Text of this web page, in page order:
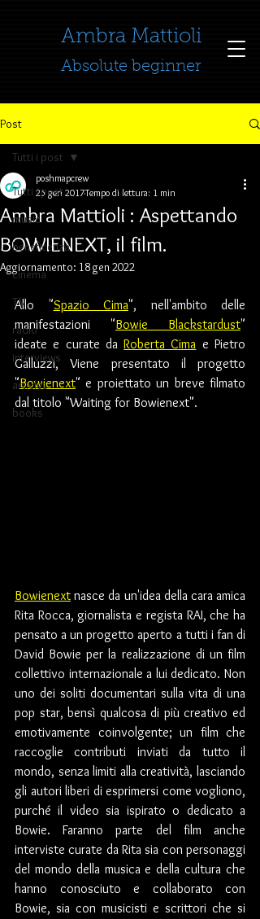
​​​​​​​Ambra Mattioli
Absolute beginner
Post
Tutti i post
music
beneficenza
cinema
TV
radio
interviews
articles
books
Tutti i post
Ambra Mattioli : Aspettando
BOWIENEXT, il film.
poshmapcrew
25 gen 2017Tempo di lettura: 1 min
Aggiornamento: 18 gen 2022
Allo "Spazio Cima", nell'ambito delle
manifestazioni "Bowie Blackstardust"
ideate e curate da Roberta Cima e Pietro
Galluzzi, Viene presentato il progetto
"Bowienext" e proiettato un breve filmato
dal titolo "Waiting for Bowienext".
Bowienext nasce da un'idea della cara amica
Rita Rocca, giornalista e regista RAI, che ha
pensato a un progetto aperto a tutti i fan di
David Bowie per la realizzazione di un film
collettivo internazionale a lui dedicato. Non
uno dei soliti documentari sulla vita di una
pop star, bensì qualcosa di più creativo ed
emotivamente coinvolgente; un film che
raccoglie contributi inviati da tutto il
mondo, senza limiti alla creatività, lasciando
gli autori liberi di esprimersi come vogliono,
purché il video sia ispirato o dedicato a
Bowie. Faranno parte del film anche
interviste curate da Rita sia con personaggi
del mondo della musica e della cultura che
hanno conosciuto e collaborato con
Bowie, sia con musicisti e scrittori che si